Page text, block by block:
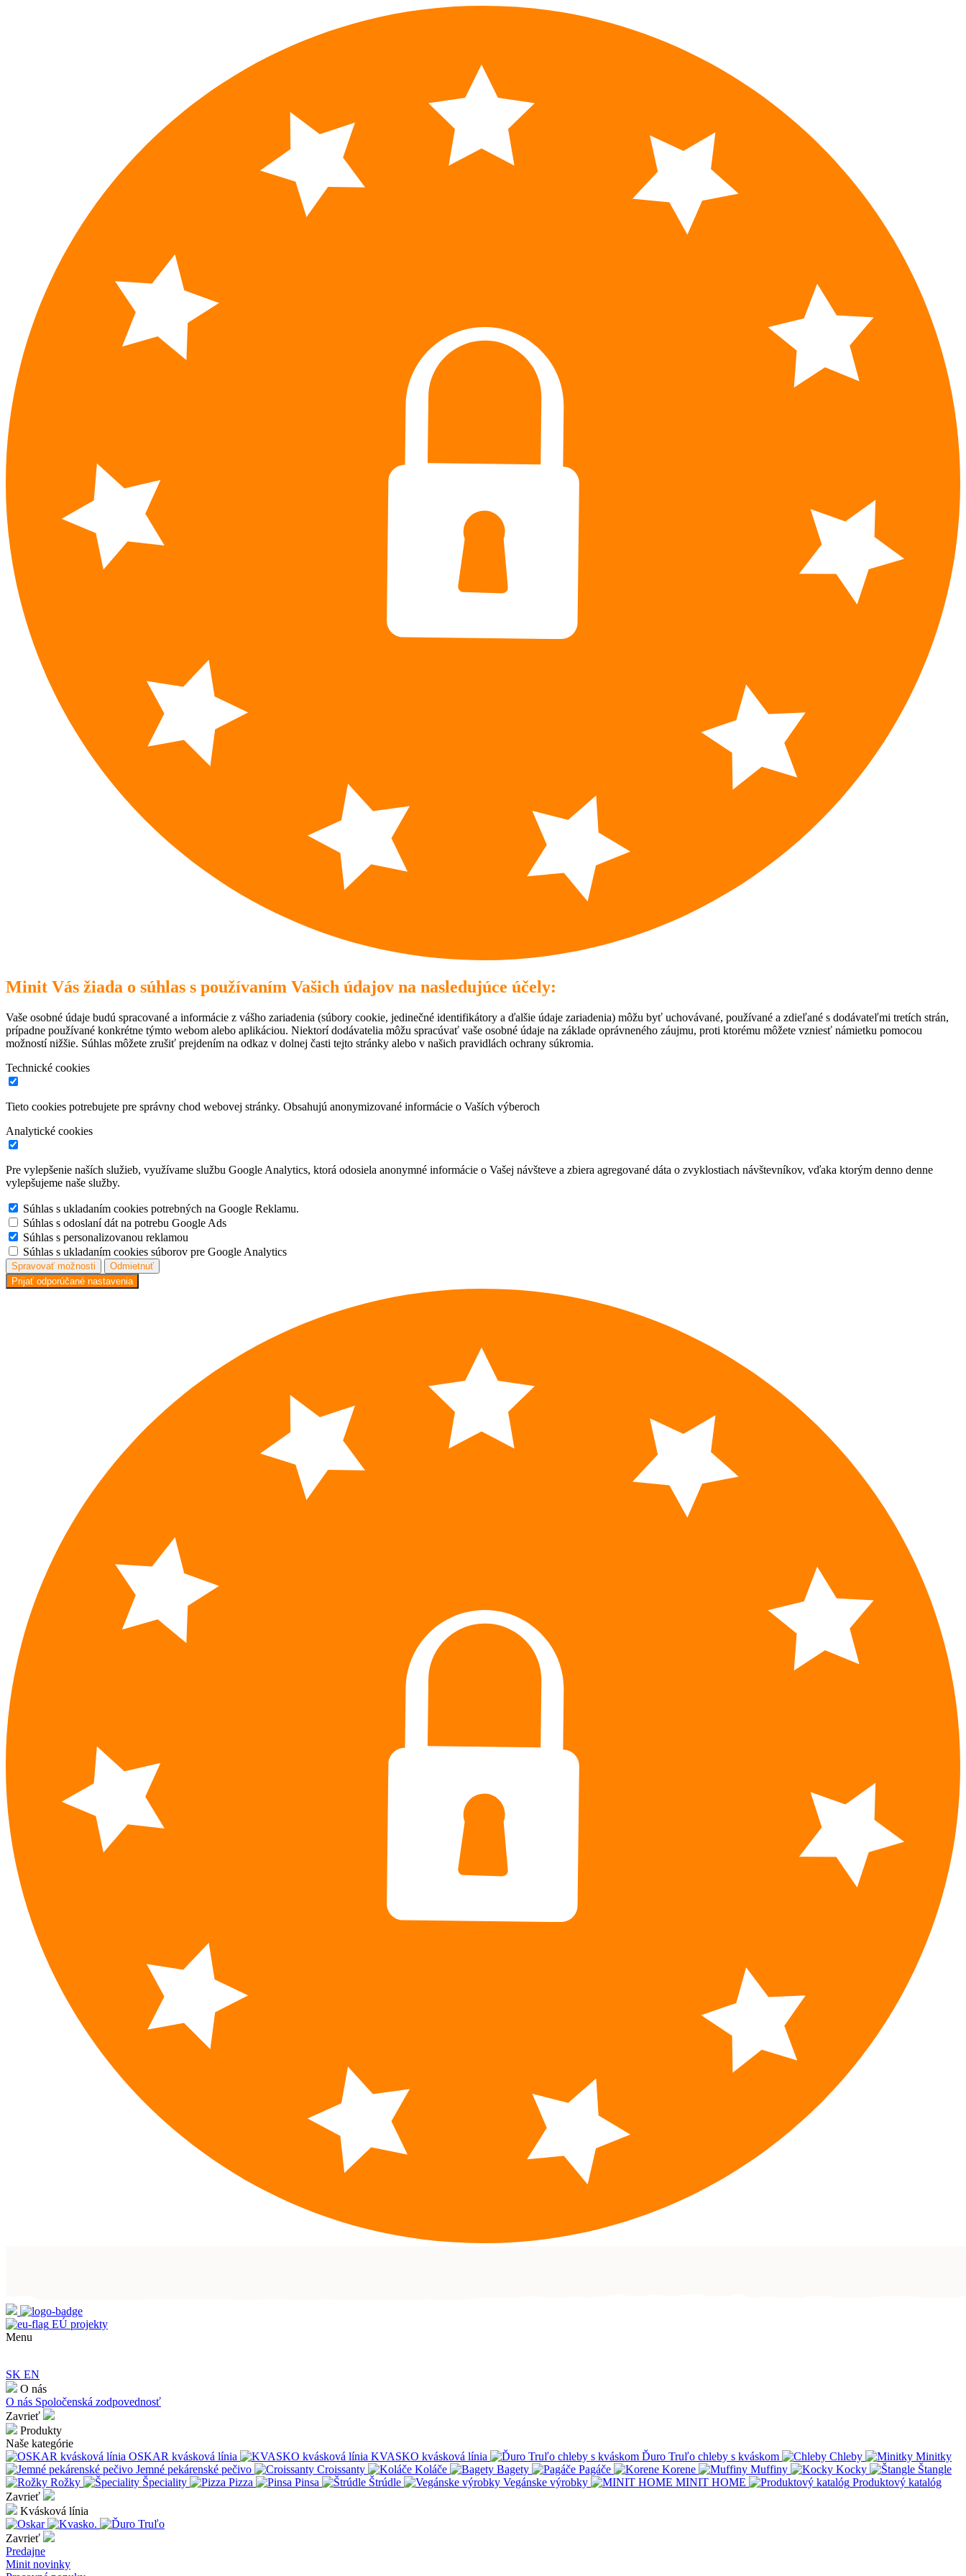
Minit Vás žiada o súhlas s používaním Vašich údajov na nasledujúce účely:
Vaše osobné údaje budú spracované a informácie z vášho zariadenia (súbory cookie, jedinečné identifikátory a ďalšie údaje zariadenia) môžu byť uchovávané, používané a zdieľané s dodávateľmi tretích strán,
prípadne používané konkrétne týmto webom alebo aplikáciou. Niektorí dodávatelia môžu spracúvať vaše osobné údaje na základe oprávneného záujmu, proti ktorému môžete vzniesť námietku pomocou
možností nižšie. Súhlas môžete zrušiť prejdením na odkaz v dolnej časti tejto stránky alebo v našich pravidlách ochrany súkromia.
Technické cookies
Tieto cookies potrebujete pre správny chod webovej stránky. Obsahujú anonymizované informácie o Vaších výberoch
Analytické cookies
Pre vylepšenie naších služieb, využívame službu Google Analytics, ktorá odosiela anonymné informácie o Vašej návšteve a zbiera agregované dáta o zvyklostiach návštevníkov, vďaka ktorým denno denne
vylepšujeme naše služby.
Súhlas s ukladaním cookies potrebných na Google Reklamu.
Súhlas s odoslaní dát na potrebu Google Ads
Súhlas s personalizovanou reklamou
Súhlas s ukladaním cookies súborov pre Google Analytics
Spravovať možnosti
Odmietnuť
Prijať odporúčané nastavenia
EÚ projekty
Menu
SK EN
O nás
O nás Spoločenská zodpovednosť
Zavrieť
Produkty
Naše kategórie
OSKAR kvásková línia
KVASKO kvásková línia Ďuro Truľo chleby s kváskom Chleby
Minitky
Jemné pekárenské pečivo
Croissanty Koláče Bagety Pagáče Korene Muffiny Kocky
Štangle
Rožky
Špeciality Pizza Pinsa Štrúdle Vegánske výrobky MINIT HOME
Produktový katalóg
Zavrieť
Kvásková línia
Zavrieť
Predajne
Minit novinky